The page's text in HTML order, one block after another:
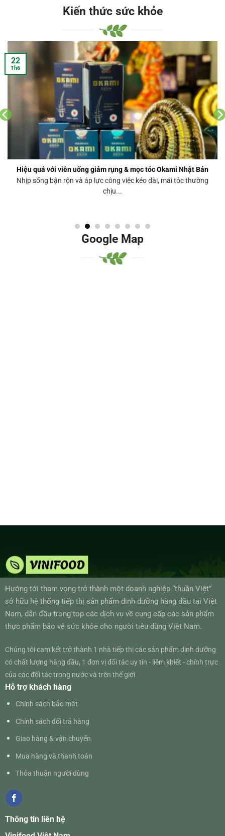
Kiến thức sức khỏe
Hiệu quả với viên uống giảm rụng & mọc tóc Okami Nhật Bản
Nhịp sống bận rộn và áp lực công việc kéo dài, mái tóc thường
chịu...
22
Th6
Google Map
Hướng tới tham vọng trở thành một doanh nghiệp “thuần Việt”
sở hữu hệ thống tiếp thị sản phẩm dinh dưỡng hàng đầu tại Việt
Nam, dẫn đầu trong top các dịch vụ về cung cấp các sản phẩm
thực phẩm bảo vệ sức khỏe cho người tiêu dùng Việt Nam.
Chúng tôi cam kết trở thành 1 nhà tiếp thị các sản phẩm dinh dưỡng
có chất lượng hàng đầu, 1 đơn vị đối tác uy tín - liêm khiết - chính trực
của các đối tác trong nước và trên thế giới
Hỗ trợ khách hàng
Chính sách bảo mật
Chính sách đổi trả hàng
Giao hàng & vận chuyển
Mua hàng và thanh toán
Thỏa thuận người dùng
Thông tin liên hệ